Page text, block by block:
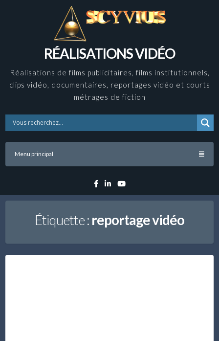
RÉALISATIONS VIDÉO
Réalisations de films publicitaires, films institutionnels,
clips vidéo, documentaires, reportages vidéo et courts
métrages de fiction
Menu principal
Facebook
LinkedinYouTube
Étiquette : reportage vidéo